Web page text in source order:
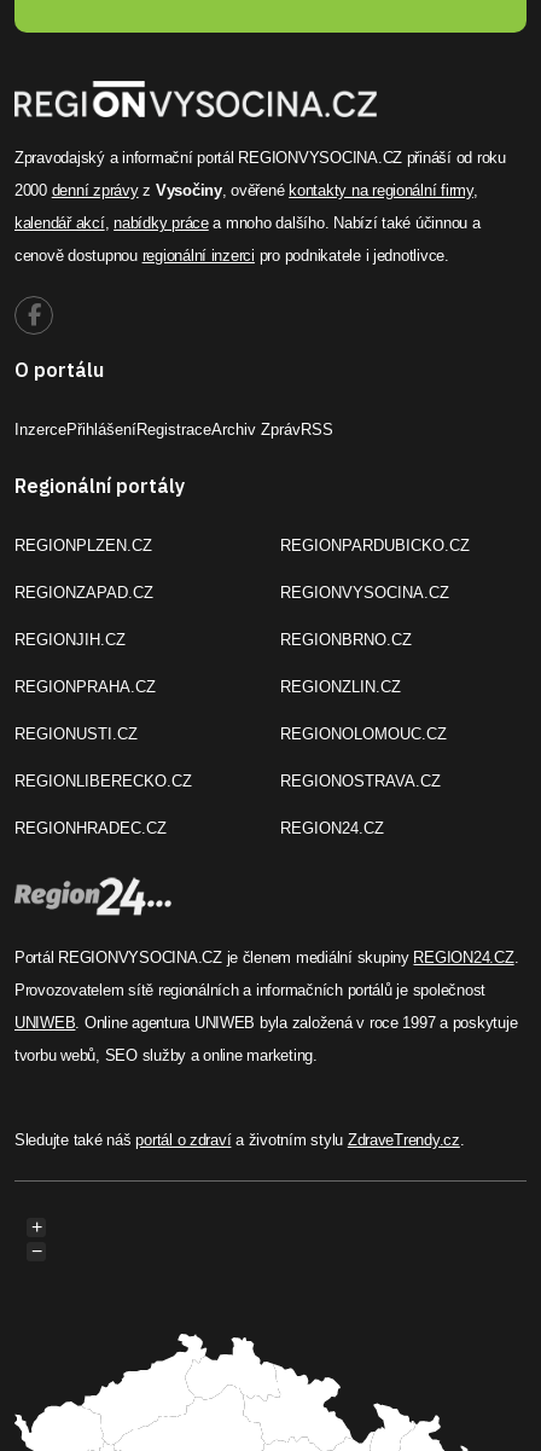
Zpravodajský a informační portál REGIONVYSOCINA.CZ přináší od roku
2000 denní zprávyz Vysočiny, ověřenékontakty na regionální firmy,
kalendář akcí,nabídky prácea mnoho dalšího. Nabízí také účinnou a
cenově dostupnou regionální inzerci pro podnikatele i jednotlivce.
O portálu
InzercePřihlášeníRegistraceArchiv ZprávRSS
Regionální portály
REGIONPLZEN.CZ
REGIONZAPAD.CZ
REGIONJIH.CZ
REGIONPRAHA.CZ
REGIONUSTI.CZ
REGIONLIBERECKO.CZ
REGIONHRADEC.CZ
REGIONPARDUBICKO.CZ
REGIONVYSOCINA.CZ
REGIONBRNO.CZ
REGIONZLIN.CZ
REGIONOLOMOUC.CZ
REGIONOSTRAVA.CZ
REGION24.CZ
Portál REGIONVYSOCINA.CZ je členem mediální skupiny REGION24.CZ.
Provozovatelem sítě regionálních a informačních portálů je společnost
UNIWEB . Online agentura UNIWEB byla založená v roce 1997 a poskytuje
tvorbu webů, SEO služby a online marketing.
Sledujte také nášportál o zdravía životním stylu ZdraveTrendy.cz
+
−